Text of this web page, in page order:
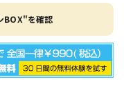
BOX"を確認